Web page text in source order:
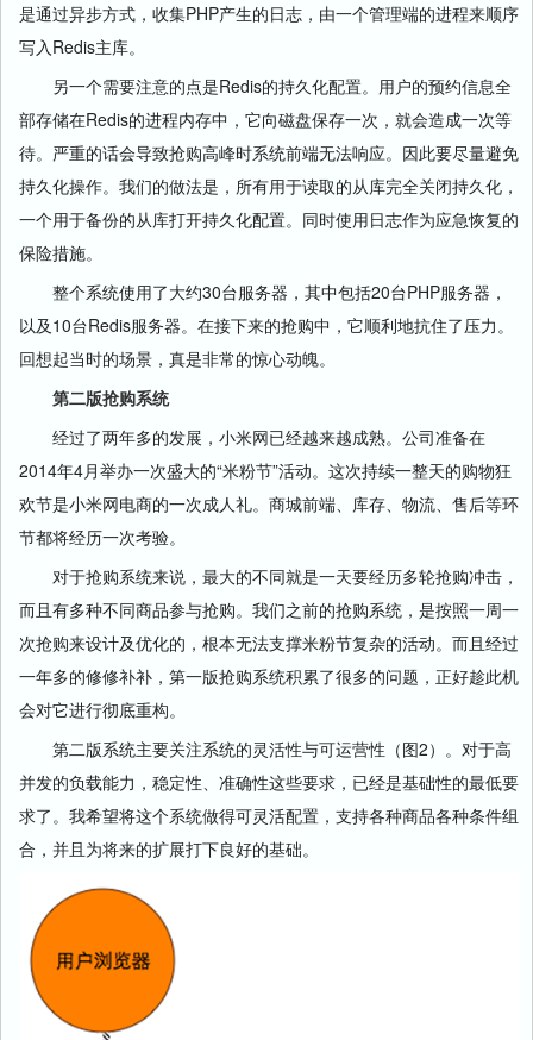
是通过异步方式，收集PHP产生的日志，由一个管理端的进程来顺序
写入Redis主库。
另一个需要注意的点是Redis的持久化配置。用户的预约信息全
部存储在Redis的进程内存中，它向磁盘保存一次，就会造成一次等
待。严重的话会导致抢购高峰时系统前端无法响应。因此要尽量避免
持久化操作。我们的做法是，所有用于读取的从库完全关闭持久化，
一个用于备份的从库打开持久化配置。同时使用日志作为应急恢复的
保险措施。
整个系统使用了大约30台服务器，其中包括20台PHP服务器，
以及10台Redis服务器。在接下来的抢购中，它顺利地抗住了压力。
回想起当时的场景，真是非常的惊心动魄。
第二版抢购系统
经过了两年多的发展，小米网已经越来越成熟。公司准备在
2014年4月举办一次盛大的“米粉节”活动。这次持续一整天的购物狂
欢节是小米网电商的一次成人礼。商城前端、库存、物流、售后等环
节都将经历一次考验。
对于抢购系统来说，最大的不同就是一天要经历多轮抢购冲击，
而且有多种不同商品参与抢购。我们之前的抢购系统，是按照一周一
次抢购来设计及优化的，根本无法支撑米粉节复杂的活动。而且经过
一年多的修修补补，第一版抢购系统积累了很多的问题，正好趁此机
会对它进行彻底重构。
第二版系统主要关注系统的灵活性与可运营性（图2）。对于高
并发的负载能力，稳定性、准确性这些要求，已经是基础性的最低要
求了。我希望将这个系统做得可灵活配置，支持各种商品各种条件组
合，并且为将来的扩展打下良好的基础。